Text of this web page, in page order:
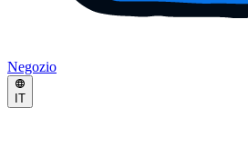
Negozio
IT